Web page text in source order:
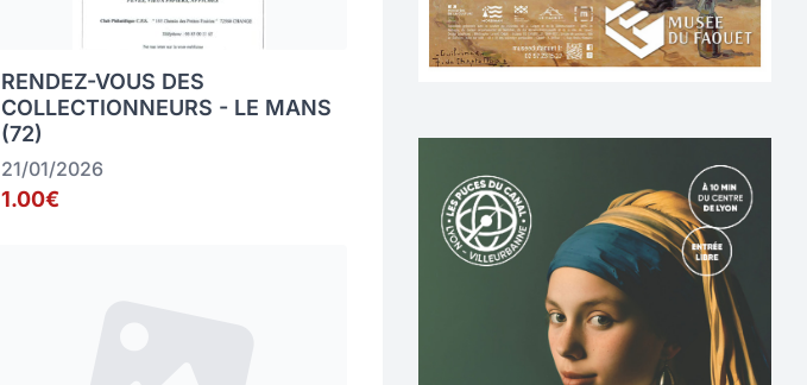
RENDEZ-VOUS DES
COLLECTIONNEURS - LE MANS
(72)
21/01/2026
1.00€